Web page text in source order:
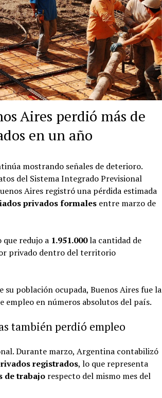
Aires perdió más de
en un año
mostrando señales de deterioro.
del Sistema Integrado Previsional
Aires registró una pérdida estimada
privados formalesentre marzo de
que redujo a 1.951.000la cantidad de
privado dentro del territorio
su población ocupada, Buenos Aires fue la
empleo en números absolutos del país.
también perdió empleo
Durante marzo, Argentina contabilizó
registrados, lo que representa
de trabajorespecto del mismo mes del